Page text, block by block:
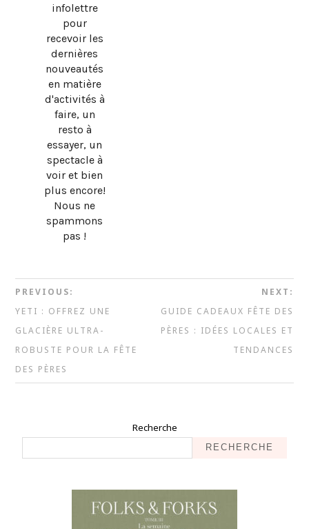
infolettre
pour
recevoir les
dernières
nouveautés
en matière
d'activités à
faire, un
resto à
essayer, un
spectacle à
voir et bien
plus encore!
Nous ne
spammons
pas !
PREVIOUS:
YETI : OFFREZ UNE
GLACIÈRE ULTRA-
ROBUSTE POUR LA FÊTE
DES PÈRES
NEXT:
GUIDE CADEAUX FÊTE DES
PÈRES : IDÉES LOCALES ET
TENDANCES
Recherche
RECHERCHE